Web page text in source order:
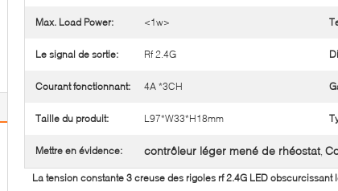
Max. Load Power: <1w>
Le signal de sortie: Rf 2.4G
Courant fonctionnant: 4A *3CH
Taille du produit: L97*W33*H18mm
Mettre en évidence: contrôleur léger mené de rhéostat,
La tension constante 3 creuse des rigoles rf 2.4G LED